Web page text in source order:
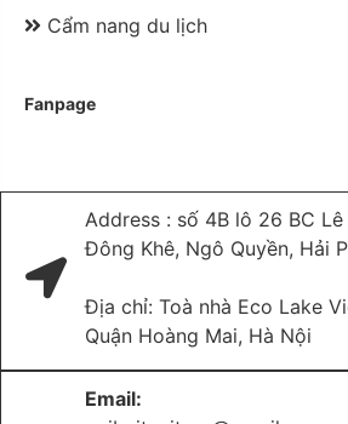
Cẩm nang du lịch
Fanpage
Address : số 4B lô 26 BC
Đông Khê, Ngô Quyền, Hải
Địa chỉ: Toà nhà Eco Lake
Quận Hoàng Mai, Hà Nội
Email: